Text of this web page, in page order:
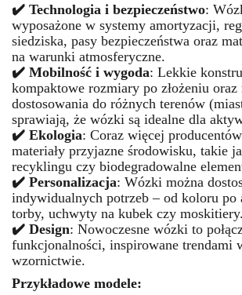
✔️ Technologia i bezpieczeństwo:
wyposażone w systemy amortyzacji,
siedziska, pasy bezpieczeństwa oraz
na warunki atmosferyczne.
✔️ Mobilność i wygoda: Lekkie
kompaktowe rozmiary po złożeniu
dostosowania do różnych terenów
sprawiają, że wózki są idealne dla
✔️ Ekologia: Coraz więcej
materiały przyjazne środowisku, takie
recyklingu czy biodegradowalne
✔️ Personalizacja: Wózki można
indywidualnych potrzeb – od koloru po
torby, uchwyty na kubek czy moskitiery.
✔️ Design: Nowoczesne wózki to
funkcjonalności, inspirowane trendami
wzornictwie.
Przykładowe modele: